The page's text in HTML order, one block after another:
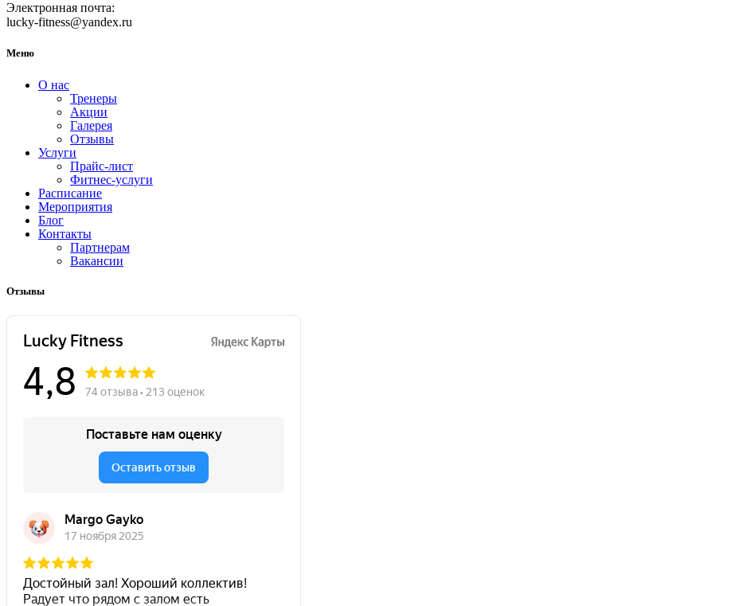
Электронная почта:
lucky-fitness@yandex.ru
Меню
О нас
Тренеры
Акции
Галерея
Отзывы
Услуги
Прайс-лист
Фитнес-услуги
Расписание
Мероприятия
Блог
Контакты
Партнерам
Вакансии
Отзывы